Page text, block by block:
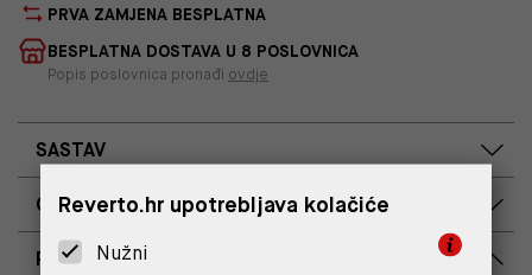
PRVA ZAMJENA BESPLATNA
BESPLATNA DOSTAVA U 8 POSLOVNICA
Popis poslovnica pronađi ovdje
SASTAV
OPIS PROIZVODA
RASPOLOŽIVOST PO POSLOVNICAMA
Reverto.hr upotrebljava kolačiće
Nužni